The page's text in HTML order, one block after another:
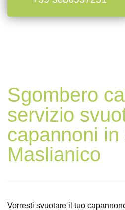
Sgombero
servizio
capannoni in
Maslianico
Vorresti svuotare il tuo